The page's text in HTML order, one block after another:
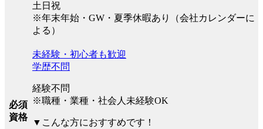
土日祝
※年末年始・GW・夏季休暇あり（会社カレンダーに
よる）
必須
資格
未経験・初心者も歓迎
学歴不問
経験不問
※職種・業種・社会人未経験OK
▼こんな方におすすめです！